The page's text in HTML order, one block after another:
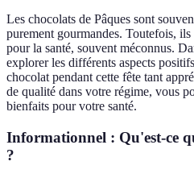
Les chocolats de Pâques sont
purement gourmandes. Toutefois,
pour la santé, souvent méconnus.
explorer les différents aspects
chocolat pendant cette fête tant
de qualité dans votre régime, vous
bienfaits pour votre santé.
Informationnel : Qu'est-ce
?